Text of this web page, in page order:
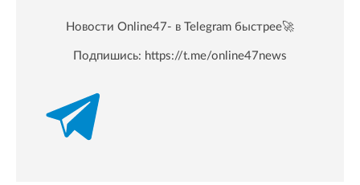
Новости Online47- в Telegram быстрее🚀
Подпишись: https://t.me/online47news